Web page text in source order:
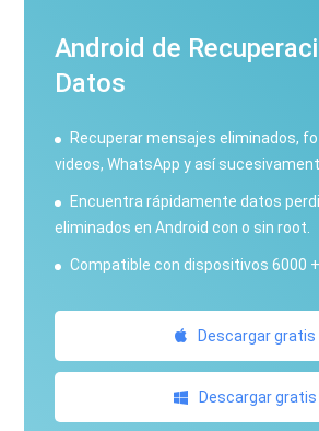
Android de
Datos
Recuperar mensajes eliminados,
videos, WhatsApp y así
Encuentra rápidamente datos
eliminados en Android con o sin root.
Compatible con dispositivos 6000 +
Descargar gratis
Descargar gratis